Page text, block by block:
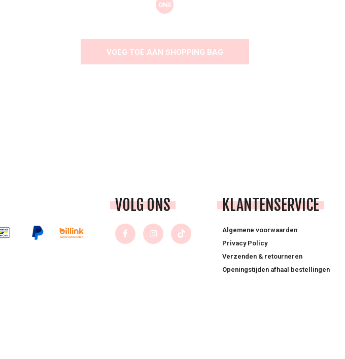
ONE
VOEG TOE AAN SHOPPING BAG
VOLG ONS KLANTENSERVICE
Algemene voorwaarden
Privacy Policy
Verzenden & retourneren
Openingstijden afhaal bestellingen